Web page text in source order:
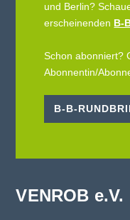
und Berlin?
erscheinenden B-
Schon abonniert?
Abonnentin/
B-B-
VENROB e.V.